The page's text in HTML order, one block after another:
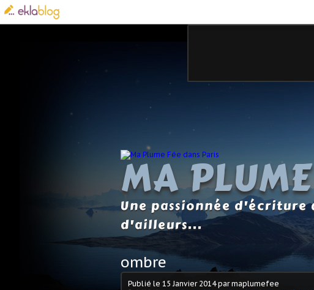
MA
Une passionnée d'écriture
d'ailleurs...
ombre
Publié le 15 Janvier 2014par maplumefee